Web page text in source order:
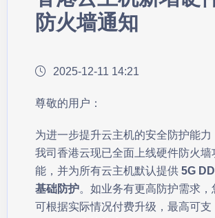
防火墙通知
2025-12-11 14:21
尊敬的用户：
为进一步提升云主机的安全防护能力
我司香港云现已全面上线硬件防火墙
能，并为所有云主机默认提供 5G
基础防护。如业务有更高防护需求，
可根据实际情况付费升级，最高可支